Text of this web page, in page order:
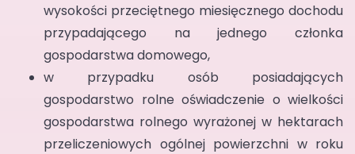
wysokości przeciętnego miesięcznego dochodu
przypadającego na jednego członka
gospodarstwa domowego,
w przypadku osób posiadających
gospodarstwo rolne oświadczenie o wielkości
gospodarstwa rolnego wyrażonej w hektarach
przeliczeniowych ogólnej powierzchni w roku